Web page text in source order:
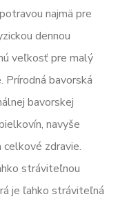
najmä pre
dennou
veľkosť pre malý
Prírodná bavorská
bavorskej
navyše
zdravie.
stráviteľnou
je ľahko stráviteľná